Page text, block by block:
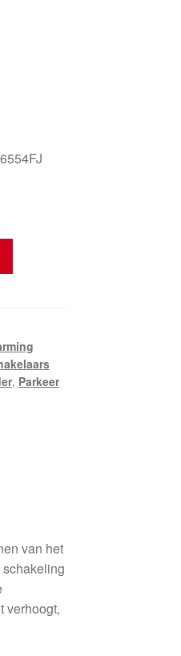
, Parkeer
van het
verhoogt,